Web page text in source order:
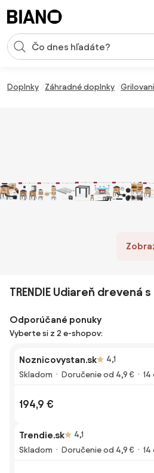
Vstup pre vyhľadávanie
Doplnky Záhradné doplnky
TRENDIE Udiareň drevená
Odporúčané ponuky
Vyberte si z 2 e-shopov:
Noznicovystan.sk 4,1
Skladom
Doručenie od 4,9 €
194,9 €
Trendie.sk 4,1
Skladom
Doručenie od 4,9 €